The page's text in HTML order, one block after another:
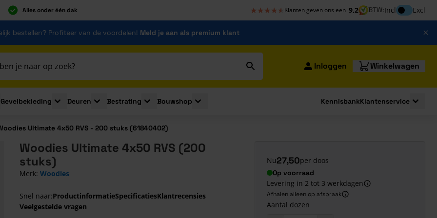
Alles onder één dak ★★★★★
★★★★★ Klanten geven ons een 9,2 BTW:InclInclusief btw
Excl
bestellen? Profiteer van de voordelen! Meld je aan als premium klant
Inloggen Winkelwagen
Plaatmaterialen
submenu for Isolatie
Gevelbekleding
Toggle submenu for Gevelbekleding
Deuren
Toggle submenu for Deuren
Bestrating
Toggle submenu for Bestrating
Bouwshop
Toggle submenu for Bouwshop
KennisbankKlantenservice
Ultimate 4x50 RVS - 200 stuks (61840402)
Woodies Ultimate 4x50 RVS (200
stuks)
Merk: Woodies
Snel naar:ProductinformatieSpecificatiesKlantrecensies
Veelgestelde vragen
Nu27,50per doos
Op voorraad
Levering in 2 tot 3 werkdagen
Afhalen alleen op afspraak
Aantal dozen